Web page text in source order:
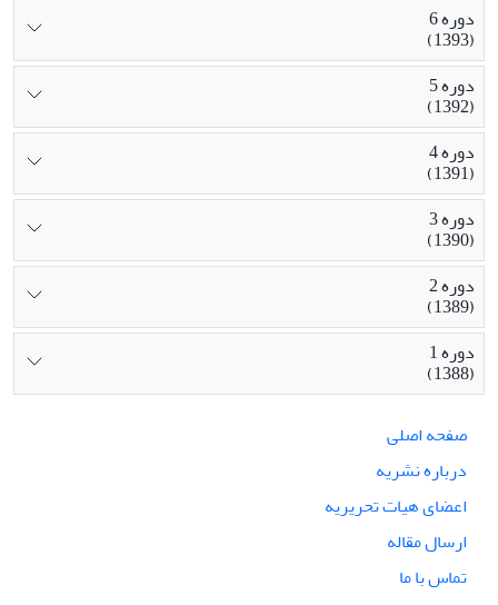
دوره 6
(1393)
دوره 5
(1392)
دوره 4
(1391)
دوره 3
(1390)
دوره 2
(1389)
دوره 1
(1388)
صفحه اصلی
درباره نشریه
اعضای هیات تحریریه
ارسال مقاله
تماس با ما